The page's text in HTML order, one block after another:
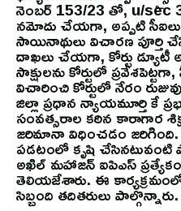
నెంబర్ 153/23 తో, u/sec
నమోదు చేయగా, అప్పటి
సాయినాథులు విచారణ పూర్తి చేసి
దాఖలు చేయగా, కోర్టు
సాక్షులను కోర్టులో
విచారించి కోర్టులో నేరం
జిల్లా ప్రధాన న్యాయమూర్తి కే
సంవత్సరాల కఠిన కారాగార
జరిమానా విధించడం జరిగింది.
పడటంలో కృషి చేసినటువంటి
అఖిల్ మహాజన్ ఐపిఎస్
తెలియజేశారు. ఈ
సిబ్బంది తదితరులు పాల్గొన్నారు.